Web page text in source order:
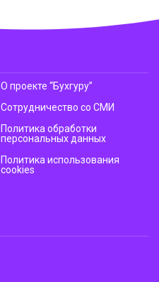
О проекте “Бухгуру”
Сотрудничество со СМИ
Политика обработки
персональных данных
Политика использования
cookies